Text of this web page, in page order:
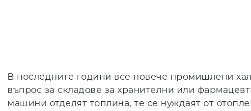
В последните години все повече промишлени
въпрос за складове за хранителни или
машини отделят топлина, те се нуждаят от